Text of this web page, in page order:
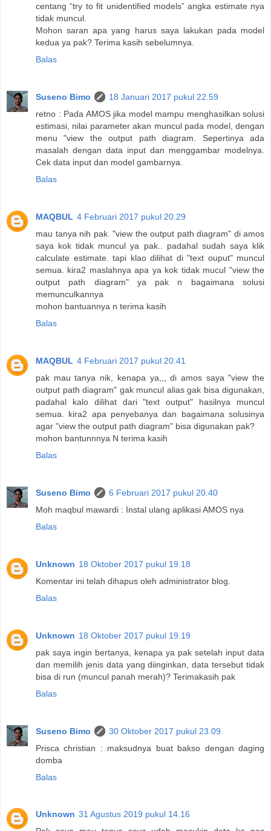
centang “try to fit unidentified models” angka estimate nya
tidak muncul.
Mohon saran apa yang harus saya lakukan pada model
kedua ya pak? Terima kasih sebelumnya.
Balas
Suseno Bimo
18 Januari 2017 pukul 22.59
retno : Pada AMOS jika model mampu menghasilkan solusi
estimasi, nilai parameter akan muncul pada model, dengan
menu "view the output path diagram. Sepertinya ada
masalah dengan data input dan menggambar modelnya.
Cek data input dan model gambarnya.
Balas
MAQBUL 4 Februari 2017 pukul 20.29
mau tanya nih pak. "view the output path diagram" di amos
saya kok tidak muncul ya pak.. padahal sudah saya klik
calculate estimate. tapi klao dilihat di "text ouput" muncul
semua. kira2 maslahnya apa ya kok tidak mucul "view the
output path diagram" ya pak n bagaimana solusi
memunculkannya
mohon bantuannya n terima kasih
Balas
MAQBUL 4 Februari 2017 pukul 20.41
pak mau tanya nik, kenapa ya,,, di amos saya "view the
output path diagram" gak muncul alias gak bisa digunakan,
padahal kalo dilihat dari "text output" hasilnya muncul
semua. kira2 apa penyebanya dan bagaimana solusinya
agar "view the output path diagram" bisa digunakan pak?
mohon bantunnnya N terima kasih
Balas
Suseno Bimo
6 Februari 2017 pukul 20.40
Moh maqbul mawardi : Instal ulang aplikasi AMOS nya
Balas
Unknown 18 Oktober 2017 pukul 19.18
Komentar ini telah dihapus oleh administrator blog.
Balas
Unknown 18 Oktober 2017 pukul 19.19
pak saya ingin bertanya, kenapa ya pak setelah input data
dan memilih jenis data yang diinginkan, data tersebut tidak
bisa di run (muncul panah merah)? Terimakasih pak
Balas
Suseno Bimo
30 Oktober 2017 pukul 23.09
Prisca christian : maksudnya buat bakso dengan daging
domba
Balas
Unknown 31 Agustus 2019 pukul 14.16